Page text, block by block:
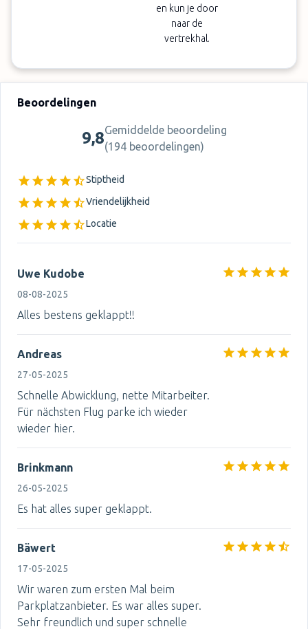
en kun je door
naar de
vertrekhal.
Beoordelingen
9,8Gemiddelde beoordeling
(194 beoordelingen)
Stiptheid
Vriendelijkheid
Locatie
Uwe Kudobe
08-08-2025
Alles bestens geklappt!!
Andreas
27-05-2025
Schnelle Abwicklung, nette Mitarbeiter.
Für nächsten Flug parke ich wieder
wieder hier.
Brinkmann
26-05-2025
Es hat alles super geklappt.
Bäwert
17-05-2025
Wir waren zum ersten Mal beim
Parkplatzanbieter. Es war alles super.
Sehr freundlich und super schnelle